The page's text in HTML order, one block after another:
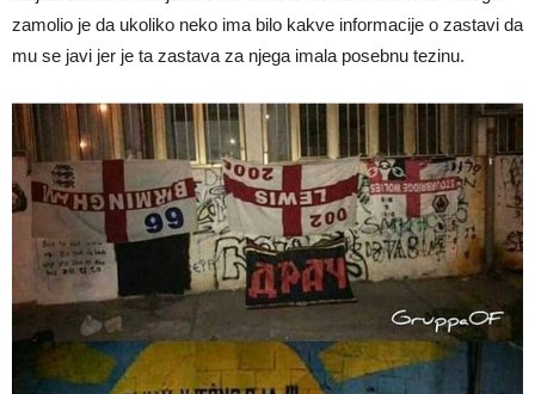
zamolio je da ukoliko neko ima bilo kakve informacije o zastavi da
mu se javi jer je ta zastava za njega imala posebnu tezinu.